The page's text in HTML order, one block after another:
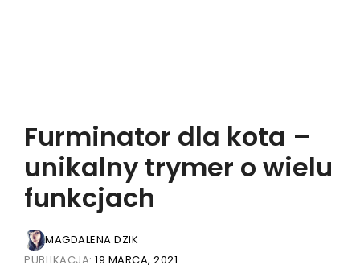
Furminator dla kota –
unikalny trymer o wielu
funkcjach
MAGDALENA DZIK
PUBLIKACJA: 19 MARCA, 2021